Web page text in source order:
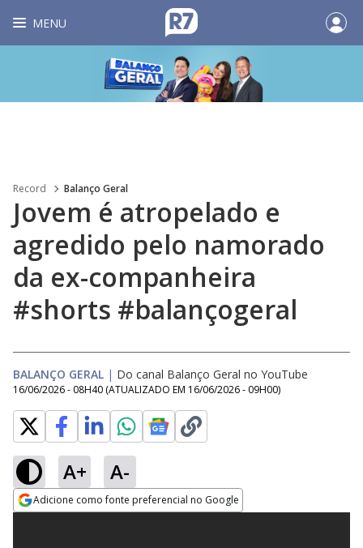
MENU
Record Balanço Geral
Jovem é atropelado e
agredido pelo namorado
da ex-companheira
#shorts #balançogeral
BALANÇO GERAL | Do canal Balanço Geral no YouTube
16/06/2026 - 08H40 (ATUALIZADO EM 16/06/2026 - 09H00)
A+ A-
Adicione como fonte preferencial no Google